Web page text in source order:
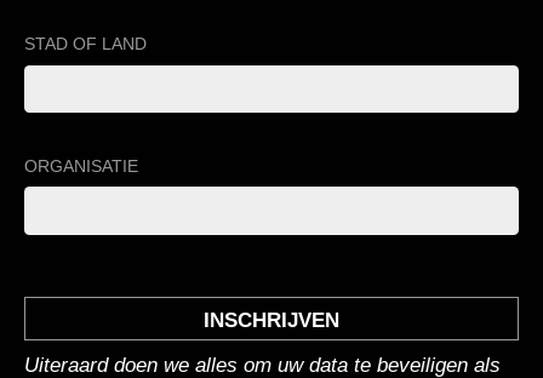
STAD OF LAND
ORGANISATIE
Uiteraard doen we alles om uw data te beveiligen als